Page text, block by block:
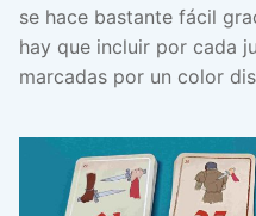
se hace bastante fácil
hay que incluir por cada
marcadas por un color